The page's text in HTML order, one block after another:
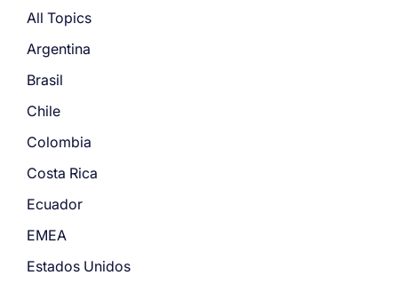
All Topics
Argentina
Brasil
Chile
Colombia
Costa Rica
Ecuador
EMEA
Estados Unidos